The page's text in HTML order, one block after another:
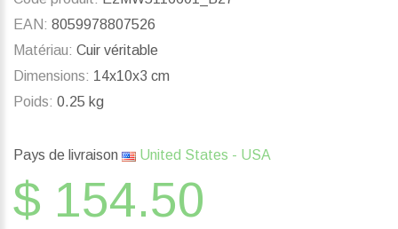
EAN: 8059978807526
Matériau: Cuir véritable
Dimensions: 14x10x3 cm
Poids: 0.25 kg
Pays de livraison United States - USA
$ 154.50